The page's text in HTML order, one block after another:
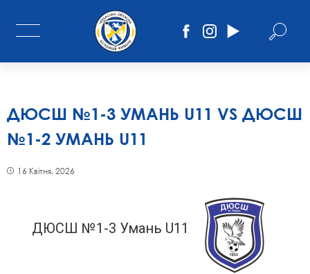
ДЮСШ №1-3 УМАНЬ U11 VS ДЮСШ
№1-2 УМАНЬ U11
16 Квітня, 2026
ДЮСШ №1-3 Умань U11